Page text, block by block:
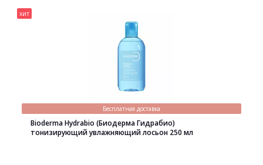
хит
Бесплатная доставка
Bioderma Hydrabio (Биодерма Гидрабио)
тонизирующий увлажняющий лосьон 250 мл